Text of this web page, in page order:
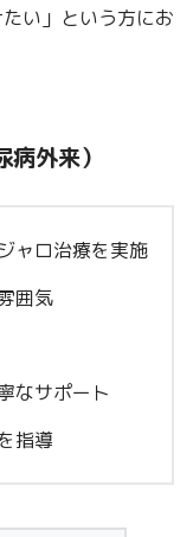
い」という方にお
外来）
ャロ治療を実施
囲気
なサポート
指導